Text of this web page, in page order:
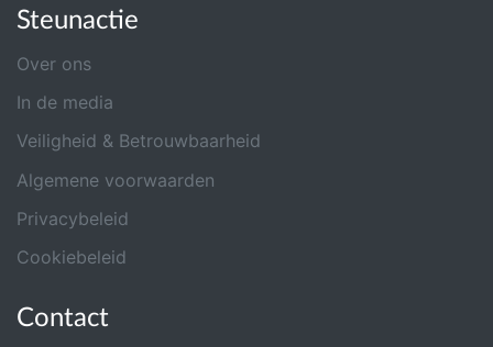
Steunactie
Over ons
In de media
Veiligheid & Betrouwbaarheid
Algemene voorwaarden
Privacybeleid
Cookiebeleid
Contact